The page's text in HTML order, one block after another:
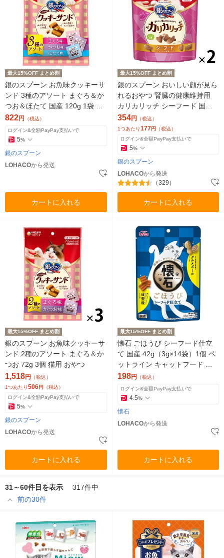
最大15%OFF まとめ割
銀のスプーン お魚味クッキーサ
ンド 3種のアソート まぐろ＆か
つお＆ほたて 国産 120g 1袋 お
やつ
822円 （税込）
ログイン&全額PayPay支払いで
5%
銀のスプーン
LOHACOから発送
カートに入れる
最大15%OFF まとめ割
銀のスプーン おいしい顔が見ら
れるおやつ 腎臓の健康維持用
カリカリッチ シーフード 国産 6
0g 2袋 キャットフード おやつ
354円
（税込）
1つあたり177 円 （税込）
ログイン&全額PayPay支払いで
5%
銀のスプーン
LOHACOから発送
（329）
カートに入れる
最大15%OFF まとめ割
銀のスプーン お魚味クッキーサ
ンド 2種のアソート まぐろ＆か
つお 72g 3個 猫用 おやつ
1,518円 （税込）
1つあたり506円 （税込）
ログイン&全額PayPay支払いで
5%
銀のスプーン
LOHACOから発送
カートに入れる
最大15%OFF まとめ割
懐石 ごほうび シーフード仕立
て 国産 42g（3g×14袋）1個 ペ
ットライン キャットフード 猫
用 新商品
198円 （税込）
ログイン&全額PayPay支払いで
4.5%
懐石
LOHACOから発送
カートに入れる
31～60件目を表示
317件中
前の30件